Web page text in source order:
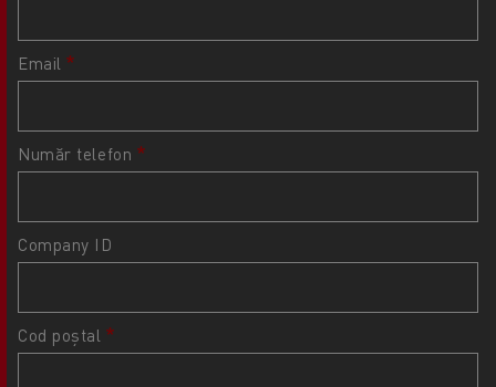
Email
Număr telefon
Company ID
Cod poștal